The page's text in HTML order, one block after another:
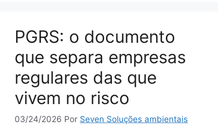
PGRS: o documento
que separa empresas
regulares das que
vivem no risco
03/24/2026 Por Seven Soluções ambientais